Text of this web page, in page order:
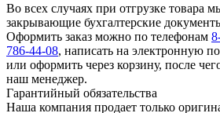
Во всех случаях при отгрузке товара
закрывающие бухгалтерские
Оформить заказ можно по телефонам
786-44-08, написать на электронную
или оформить через корзину, после
наш менеджер.
Гарантийный обязательства
Наша компания продает только